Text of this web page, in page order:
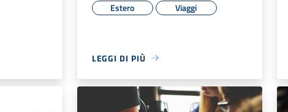
Estero Viaggi
LEGGI DI PIÙ